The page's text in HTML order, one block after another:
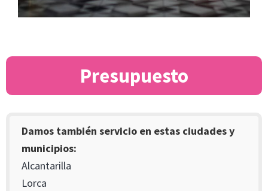
Presupuesto
Damos también servicio en estas ciudades y
municipios:
Alcantarilla
Lorca